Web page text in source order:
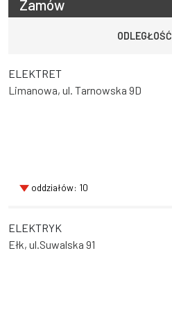
Zamów
ODLEGŁOŚĆ
ELEKTRET
Limanowa, ul. Tarnowska 9D
oddziałów: 10
ELEKTRYK
Ełk, ul.Suwalska 91